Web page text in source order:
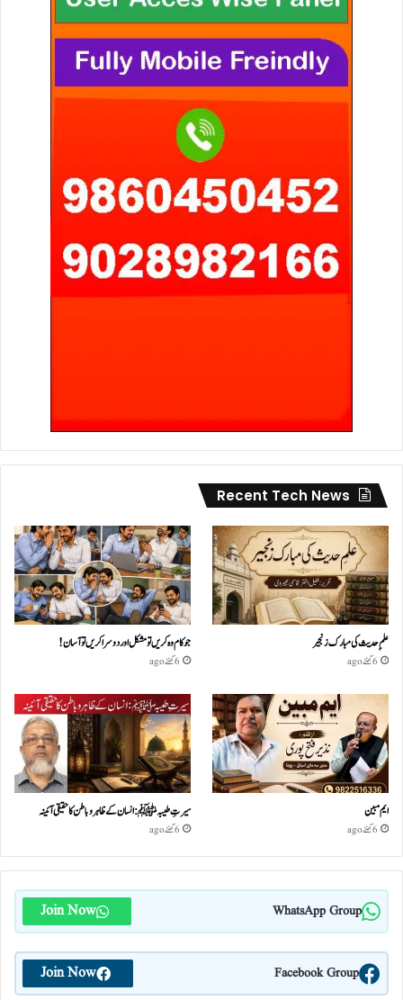
Recent Tech News
علمِ حدیث کی مبارک زنجیر
6 گھنٹے ago
جو کام وہ کریں تو مشکل اور دوسرا کریں تو آسان !
6 گھنٹے ago
ایم مبین
6 گھنٹے ago
سیرتِ طیبہﷺ: انسان کے ظاہر و باطن کا حقیقی آئینہ
6 گھنٹے ago
WhatsApp Group
Join Now
Facebook Group
Join Now